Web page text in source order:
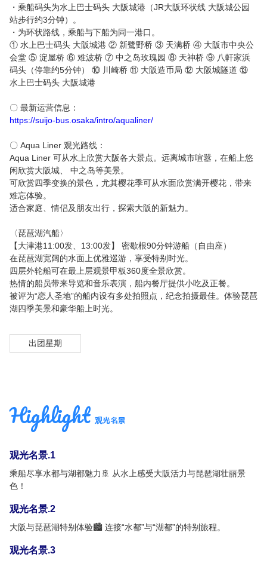
English
简体中文
繁體中文
・乘船码头为水上巴士码头 大阪城港（JR大阪环状线 大阪城公园
站步行约3分钟）。
・为环状路线，乘船与下船为同一港口。
① 水上巴士码头 大阪城港 ② 新鹭野桥 ③ 天满桥 ④ 大阪市中央公
会堂 ⑤ 淀屋桥 ⑥ 难波桥 ⑦ 中之岛玫瑰园 ⑧ 天神桥 ⑨ 八軒家浜
码头（停靠约5分钟） ⑩ 川崎桥 ⑪ 大阪造币局 ⑫ 大阪城隧道 ⑬
水上巴士码头 大阪城港
〇 最新运营信息：
https://suijo-bus.osaka/intro/aqualiner/
〇 Aqua Liner 观光路线：
Aqua Liner 可从水上欣赏大阪各大景点。远离城市喧嚣，在船上悠
闲欣赏大阪城、 中之岛等美景。
可欣赏四季变换的景色，尤其樱花季可从水面欣赏满开樱花，带来
难忘体验。
适合家庭、情侣及朋友出行，探索大阪的新魅力。
〈琵琶湖汽船〉
【大津港11:00发、13:00发】 密歇根90分钟游船（自由座）
在琵琶湖宽阔的水面上优雅巡游，享受特别时光。
四层外轮船可在最上层观景甲板360度全景欣赏。
热情的船员带来导览和音乐表演，船内餐厅提供小吃及正餐。
被评为“恋人圣地”的船内设有多处拍照点，纪念拍摄最佳。体验琵琶
湖四季美景和豪华船上时光。
出团星期
Highlight 观光名景
观光名景.1
乘船尽享水都与湖都魅力🚢 从水上感受大阪活力与琵琶湖壮丽景
色！
观光名景.2
大阪与琵琶湖特别体验🏙️ 连接“水都”与“湖都”的特别旅程。
观光名景.3